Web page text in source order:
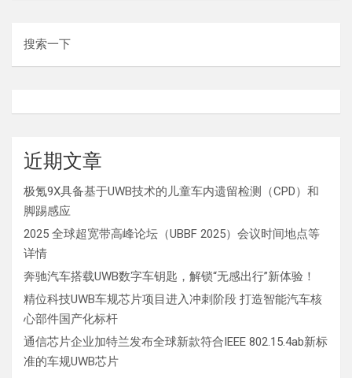
搜索一下
近期文章
极氪9X具备基于UWB技术的儿童车内遗留检测（CPD）和
脚踢感应
2025 全球超宽带高峰论坛（UBBF 2025）会议时间地点等
详情
奔驰汽车搭载UWB数字车钥匙，解锁“无感出行”新体验！
精位科技UWB车规芯片项目进入冲刺阶段 打造智能汽车核
心部件国产化标杆
通信芯片企业加特兰发布全球新款符合IEEE 802.15.4ab新标
准的车规UWB芯片